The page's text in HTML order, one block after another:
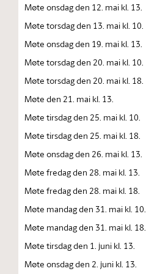
Møte onsdag den 12. mai kl. 13.
Møte torsdag den 13. mai kl. 10.
Møte onsdag den 19. mai kl. 13.
Møte torsdag den 20. mai kl. 10.
Møte torsdag den 20. mai kl. 18.
Møte den 21. mai kl. 13.
Møte tirsdag den 25. mai kl. 10.
Møte tirsdag den 25. mai kl. 18.
Møte onsdag den 26. mai kl. 13.
Møte fredag den 28. mai kl. 13.
Møte fredag den 28. mai kl. 18.
Møte mandag den 31. mai kl. 10.
Møte mandag den 31. mai kl. 18.
Møte tirsdag den 1. juni kl. 13.
Møte onsdag den 2. juni kl. 13.